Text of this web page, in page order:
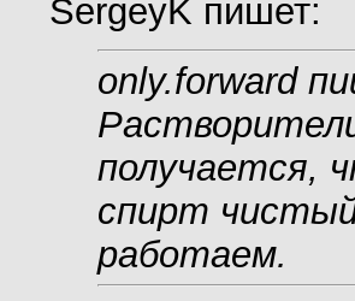
SergeyK пишет:
only.forward
получается,
спирт
работаем.